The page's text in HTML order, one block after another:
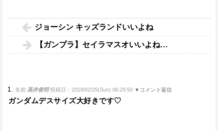
ジョーシン キッズランドいいよね
【ガンプラ】セイラマスオいいよね…
1. 名前:高井俊明 投稿日：2018/02/25(Sun) 06:29:50 ▼コメント返信
ガンダムデスサイズ大好きです♡